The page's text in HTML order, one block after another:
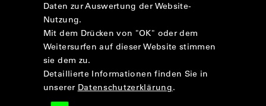
Daten zur Auswertung der Website-
Nutzung.
Mit dem Drücken von "OK" oder dem
Weitersurfen auf dieser Website stimmen
sie dem zu.
Detaillierte Informationen finden Sie in
unserer Datenschutzerklärung.